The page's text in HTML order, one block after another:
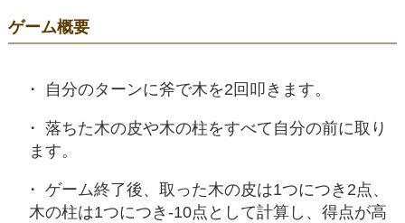
ゲーム概要
自分のターンに斧で木を2回叩きます。
落ちた木の皮や木の柱をすべて自分の前に取り
ます。
ゲーム終了後、取った木の皮は1つにつき2点、
木の柱は1つにつき-10点として計算し、得点が高